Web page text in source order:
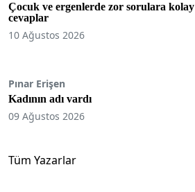
Çocuk ve ergenlerde zor sorulara kolay
cevaplar
10 Ağustos 2026
Pınar Erişen
Kadının adı vardı
09 Ağustos 2026
Tüm Yazarlar